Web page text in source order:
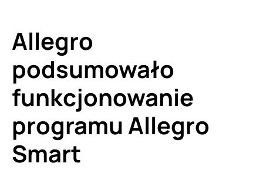
Allegro
podsumowało
funkcjonowanie
programu Allegro
Smart